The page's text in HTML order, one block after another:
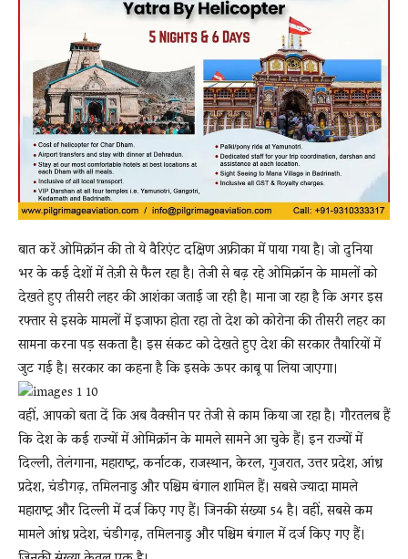
बात करें ओमिक्रॉन की तो ये वैरिएंट दक्षिण अफ्रीका में पाया गया है। जो दुनिया
भर के कई देशों में तेज़ी से फैल रहा है। तेजी से बढ़ रहे ओमिक्रॉन के मामलों को
देखते हुए तीसरी लहर की आशंका जताई जा रही है। माना जा रहा है कि अगर इस
रफ्तार से इसके मामलों में इजाफा होता रहा तो देश को कोरोना की तीसरी लहर का
सामना करना पड़ सकता है। इस संकट को देखते हुए देश की सरकार तैयारियों में
जुट गई है। सरकार का कहना है कि इसके ऊपर काबू पा लिया जाएगा।
वहीं, आपको बता दें कि अब वैक्सीन पर तेजी से काम किया जा रहा है। गौरतलब हैं
कि देश के कई राज्यों में ओमिक्रॉन के मामले सामने आ चुके हैं। इन राज्यों में
दिल्ली, तेलंगाना, महाराष्ट्र, कर्नाटक, राजस्थान, केरल, गुजरात, उत्तर प्रदेश, आंध्र
प्रदेश, चंडीगढ़, तमिलनाडु और पश्चिम बंगाल शामिल हैं। सबसे ज्यादा मामले
महाराष्ट्र और दिल्ली में दर्ज किए गए हैं। जिनकी संख्या 54 है। वहीं, सबसे कम
मामले आंध्र प्रदेश, चंडीगढ़, तमिलनाडु और पश्चिम बंगाल में दर्ज किए गए हैं।